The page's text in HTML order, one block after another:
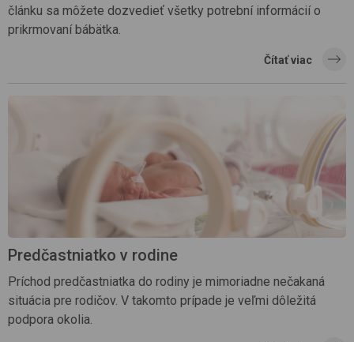
článku sa môžete dozvedieť všetky potrební informácií o
prikrmovaní bábätka.
Čítať viac
Predčastniatko v rodine
Príchod predčastniatka do rodiny je mimoriadne nečakaná
situácia pre rodičov. V takomto prípade je veľmi dôležitá
podpora okolia.